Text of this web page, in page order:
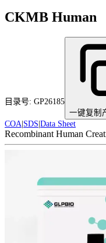
CKMB Human
目录号: GP26185
一键复制
COA SDS Data Sheet
Recombinant Human